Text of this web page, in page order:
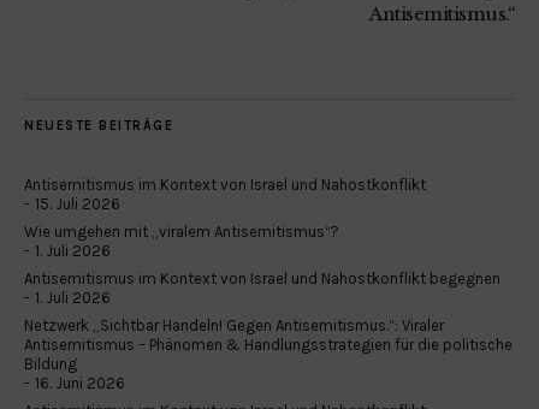
Antisemitismus.“
NEUESTE BEITRÄGE
Antisemitismus im Kontext von Israel und Nahostkonflikt
15. Juli 2026
Wie umgehen mit „viralem Antisemitismus“?
1. Juli 2026
Antisemitismus im Kontext von Israel und Nahostkonflikt begegnen
1. Juli 2026
Netzwerk „Sichtbar Handeln! Gegen Antisemitismus.“: Viraler
Antisemitismus – Phänomen & Handlungsstrategien für die politische
Bildung
16. Juni 2026